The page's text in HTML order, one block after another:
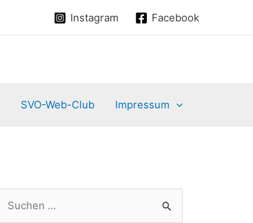
Instagram Facebook
SVO-Web-Club Impressum